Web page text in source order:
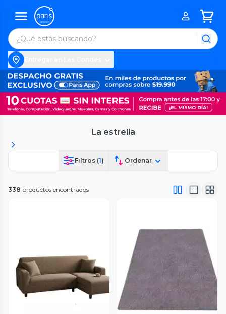
La estrella
Filtros (1) Ordenar
338 productos encontrados